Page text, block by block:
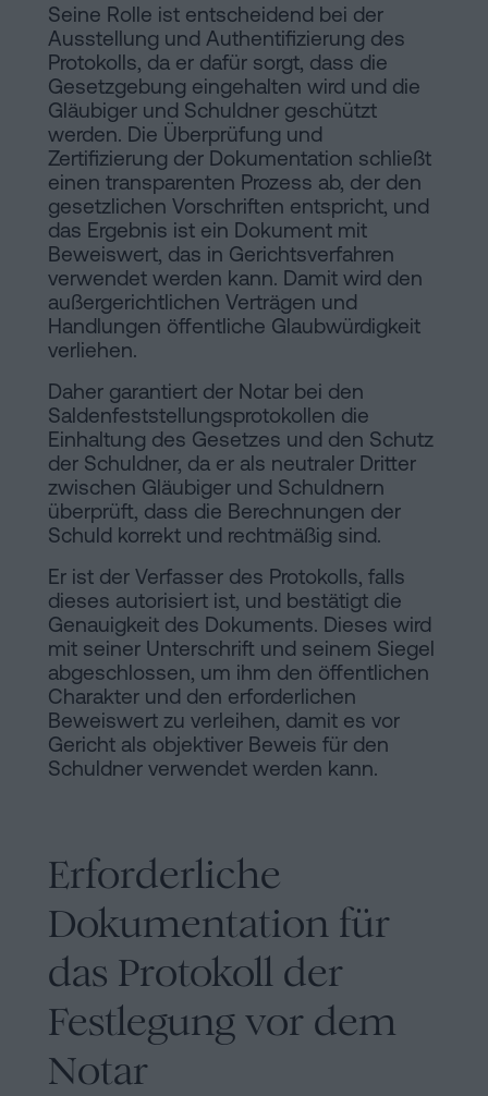
Seine Rolle ist entscheidend bei der
Ausstellung und Authentifizierung des
Protokolls, da er dafür sorgt, dass die
Gesetzgebung eingehalten wird und die
Gläubiger und Schuldner geschützt
werden. Die Überprüfung und
Zertifizierung der Dokumentation schließt
einen transparenten Prozess ab, der den
gesetzlichen Vorschriften entspricht, und
das Ergebnis ist ein Dokument mit
Beweiswert, das in Gerichtsverfahren
verwendet werden kann. Damit wird den
außergerichtlichen Verträgen und
Handlungen öffentliche Glaubwürdigkeit
verliehen.
Daher garantiert der Notar bei den
Saldenfeststellungsprotokollen die
Einhaltung des Gesetzes und den Schutz
der Schuldner, da er als neutraler Dritter
zwischen Gläubiger und Schuldnern
überprüft, dass die Berechnungen der
Schuld korrekt und rechtmäßig sind.
Er ist der Verfasser des Protokolls, falls
dieses autorisiert ist, und bestätigt die
Genauigkeit des Dokuments. Dieses wird
mit seiner Unterschrift und seinem Siegel
abgeschlossen, um ihm den öffentlichen
Charakter und den erforderlichen
Beweiswert zu verleihen, damit es vor
Gericht als objektiver Beweis für den
Schuldner verwendet werden kann.
Erforderliche
Dokumentation für
das Protokoll der
Festlegung vor dem
Notar